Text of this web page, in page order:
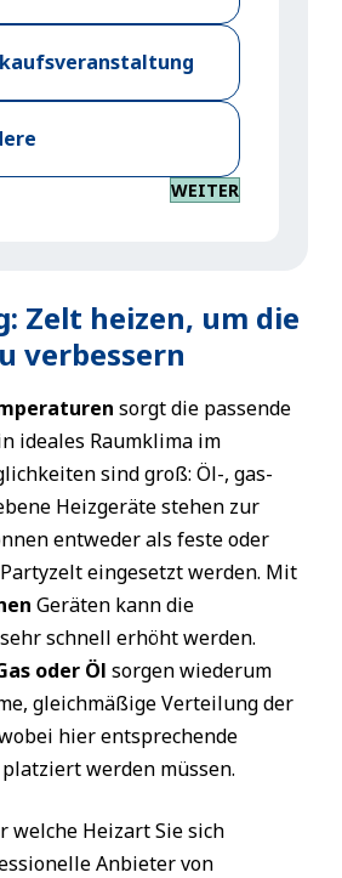
WEITER
Zelt heizen, um die
verbessern
sorgt die passende
ideales Raumklima im
sind groß: Öl-, gas-
Heizgeräte stehen zur
entweder als feste oder
eingesetzt werden. Mit
Geräten kann die
schnell erhöht werden.
oder Öl sorgen wiederum
gleichmäßige Verteilung der
hier entsprechende
werden müssen.
welche Heizart Sie sich
Anbieter von